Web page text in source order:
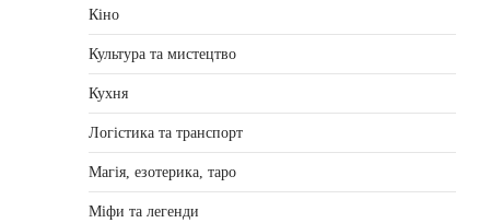
Кіно
Культура та мистецтво
Кухня
Логістика та транспорт
Магія, езотерика, таро
Міфи та легенди